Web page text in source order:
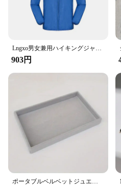
Lngxo男女兼用ハイキングジャケット女性用防水クイックドライキャンプウインドブレーカートレッキング釣りレインコート屋外アンチUV服
903円